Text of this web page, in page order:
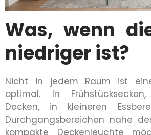
Was, wenn
niedriger ist?
Nicht in jedem Raum ist
optimal. In
Decken, in kleineren
Durchgangsbereichen nahe